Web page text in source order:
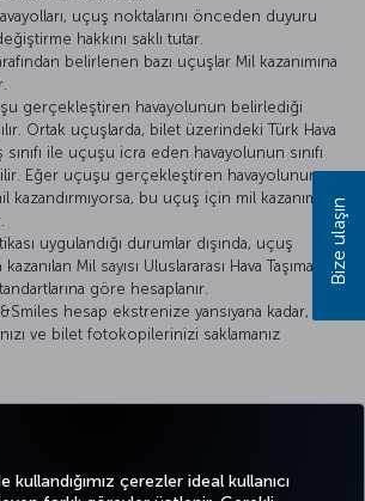
çerezler ideal kullanıcı
uçuş noktalarını önceden duyuru
hakkını saklı tutar.
belirlenen bazı uçuşlar Mil kazanımına
gerçekleştiren havayolunun belirlediği
Ortak uçuşlarda, bilet üzerindeki Türk Hava
sınıfı ile uçuşu icra eden havayolunun sınıfı
Eğer uçuşu gerçekleştiren havayolunun
kazandırmıyorsa, bu uçuş için mil kazanımı
uygulandığı durumlar dışında, uçuş
Mil sayısı Uluslararası Hava Taşımacılığı
göre hesaplanır.
hesap ekstrenize yansıyana kadar,
ve bilet fotokopilerinizi saklamanız
Bize ulaşın